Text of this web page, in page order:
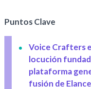
Puntos Clave
Voice Crafters
locución
plataforma
fusión de